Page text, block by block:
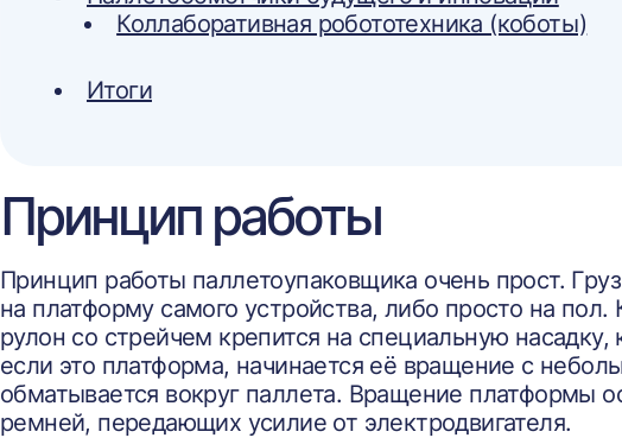
Коллаборативная робототехника (коботы)
Итоги
Принцип работы
Принцип работы паллетоупаковщика очень прост.
на платформу самого устройства, либо просто на
рулон со стрейчем крепится на специальную
если это платформа, начинается её вращение с
обматывается вокруг паллета. Вращение платформы
ремней, передающих усилие от электродвигателя.